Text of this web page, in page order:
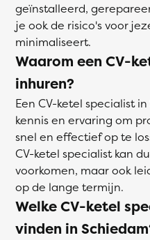
geïnstalleerd,
je ook de risico's voor
minimaliseert.
Waarom een CV-
inhuren?
Een CV-ketel specialist
kennis en ervaring om
snel en effectief op te
CV-ketel specialist kan
voorkomen, maar ook
op de lange termijn.
Welke CV-ketel
vinden in